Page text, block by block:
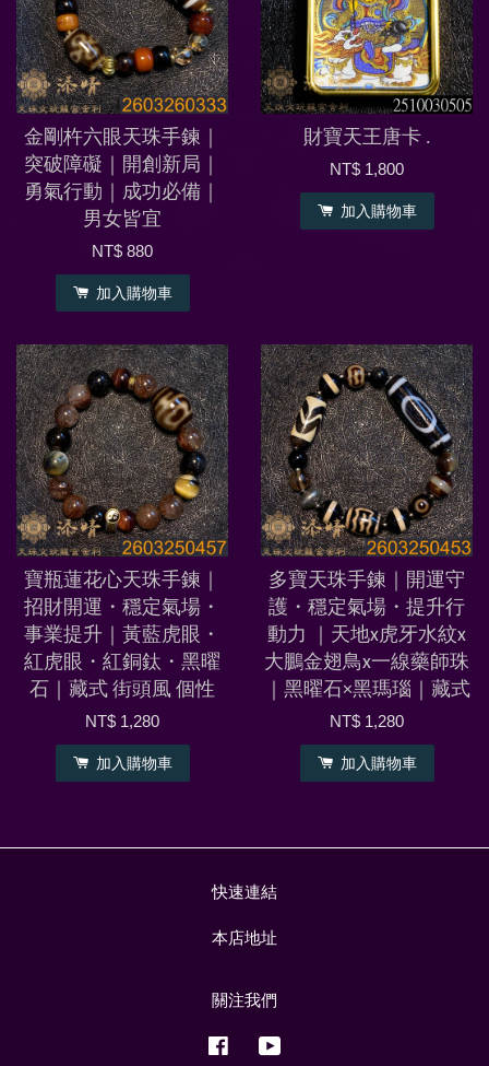
金剛杵六眼天珠手鍊｜
突破障礙｜開創新局｜
勇氣行動｜成功必備｜
男女皆宜
NT$ 880
加入購物車
財寶天王唐卡 .
NT$ 1,800
加入購物車
寶瓶蓮花心天珠手鍊｜
招財開運・穩定氣場・
事業提升｜黃藍虎眼・
紅虎眼・紅銅鈦・黑曜
石｜藏式 街頭風 個性
NT$ 1,280
加入購物車
多寶天珠手鍊｜開運守
護・穩定氣場・提升行
動力 ｜天地x虎牙水紋x
大鵬金翅鳥x一線藥師珠
｜黑曜石×黑瑪瑙｜藏式
NT$ 1,280
加入購物車
快速連結
本店地址
關注我們
Facebook